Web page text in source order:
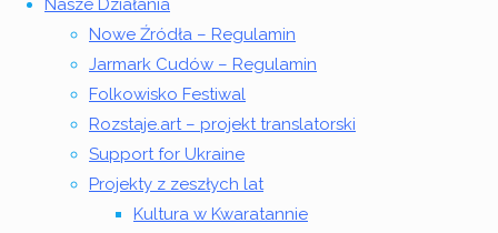
Nasze Działania
Nowe Źródła – Regulamin
Jarmark Cudów – Regulamin
Folkowisko Festiwal
Rozstaje.art – projekt translatorski
Support for Ukraine
Projekty z zeszłych lat
Kultura w Kwaratannie
Stowarzyszenia
Stowarzyszeniu
podsumowanie
20
stycznia
201624
listopada
2024
Co